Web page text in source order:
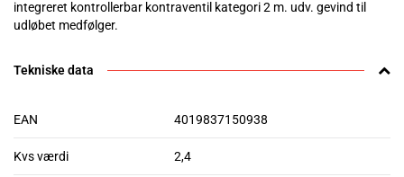
integreret kontrollerbar kontraventil kategori 2 m. udv. gevind til
udløbet medfølger.
Tekniske data
EAN 4019837150938
Kvs værdi 2,4